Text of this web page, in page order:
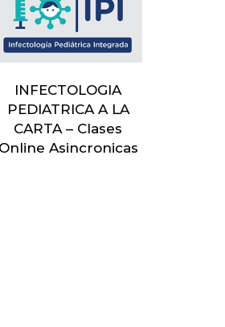
INFECTOLOGIA
PEDIATRICA A LA
CARTA – Clases
Online Asincronicas